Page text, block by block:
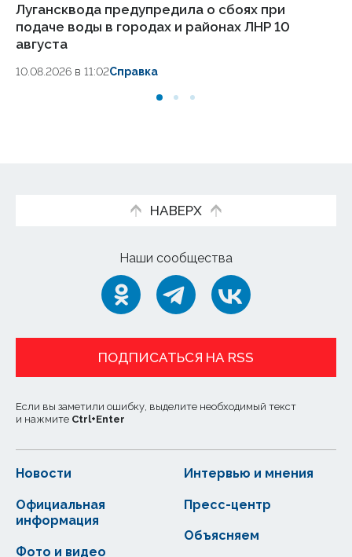
Лугансквода предупредила о сбоях при
подаче воды в городах и районах ЛНР 10
августа
10.08.2026 в 11:02Справка
НАВЕРХ
Наши сообщества
ПОДПИСАТЬСЯ НА RSS
Если вы заметили ошибку, выделите необходимый текст
и нажмите Ctrl+Enter
Новости
Официальная
информация
Интервью и мнения
Фото и видео
Пресс-центр
Объясняем